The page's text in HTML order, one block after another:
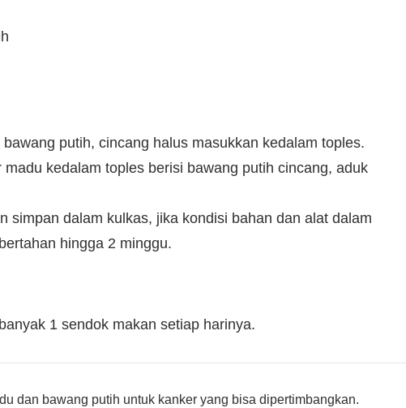
putih, cincang halus masukkan kedalam toples.
madu kedalam toples berisi bawang putih cincang, aduk
simpan dalam kulkas, jika kondisi bahan dan alat dalam
hingga 2 minggu.
1 sendok makan setiap harinya.
dan bawang putih untuk kanker yang bisa dipertimbangkan.